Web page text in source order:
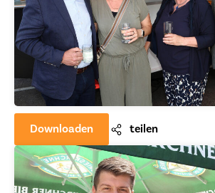
Downloaden teilen